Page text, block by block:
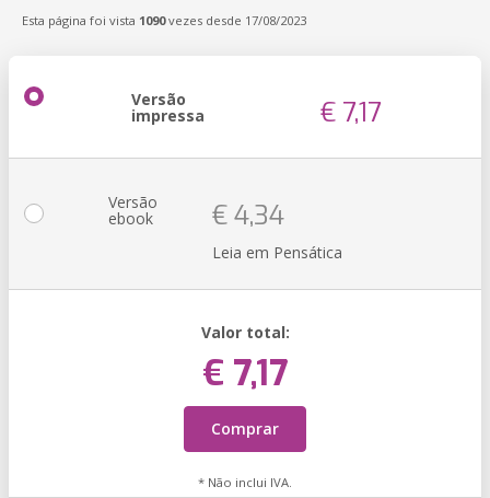
Esta página foi vista 1090vezes desde 17/08/2023
Versão
impressa € 7,17
Versão
ebook € 4,34
Leia em Pensática
Valor total:
€ 7,17
Comprar
* Não inclui IVA.